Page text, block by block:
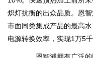
炽灯抗衡的出众品质。恩
市面同类集成产品的最高
电源转换效率，实现1万5
恩智浦拥有广泛的